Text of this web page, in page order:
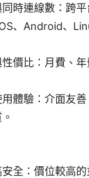
時連線數：跨平
、Android、
價比：月費、
體驗：介面友
全：價位較高